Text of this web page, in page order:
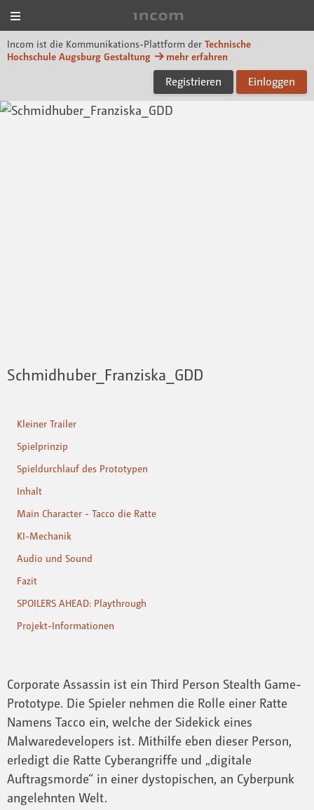
Incom ist die Kommunikations-Plattform der Technische
Hochschule Augsburg Gestaltung
mehr erfahren
Registrieren Einloggen
Schmidhuber_Franziska_GDD
Kleiner Trailer
Spielprinzip
Spieldurchlauf des Prototypen
Inhalt
Main Character - Tacco die Ratte
KI-Mechanik
Audio und Sound
Fazit
SPOILERS AHEAD: Playthrough
Projekt-Informationen
Corporate Assassin ist ein Third Person Stealth Game-
Prototype. Die Spieler nehmen die Rolle einer Ratte
Namens Tacco ein, welche der Sidekick eines
Malwaredevelopers ist. Mithilfe eben dieser Person,
erledigt die Ratte Cyberangriffe und „digitale
Auftragsmorde“ in einer dystopischen, an Cyberpunk
angelehnten Welt.